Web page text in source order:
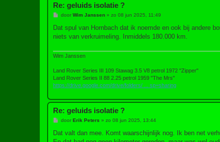
Re: geluids isolatie ?
B
r
c
doorWim Janssen» zo 08 jun 2025, 11:49
Dat spul van Hornbach dat ik noemde en ook bij andere
niets van verkruimeling. Inmiddels 180.000 km.
Wim Janssen
Land Rover Series III 109 Stawag 3.5 V8 petrol 1972 "Zipper"
Land Rover Series II 88 2.25 petrol 1959 "The Mrs"
https://drive.google.com/drive/folders/ ... sp=sharing
Re: geluids isolatie ?
B
r
doorErik Peters » zo 08 jun 2025, 13:44
Dat valt dan mee. Komt waarschijnlijk nog. Ik ben net